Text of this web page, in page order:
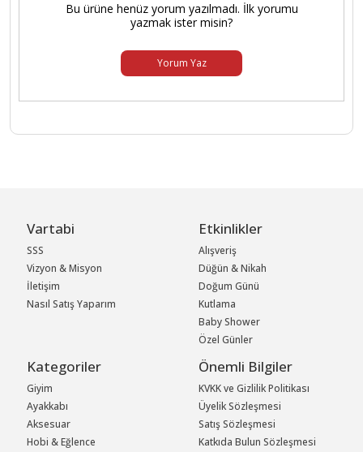
Bu ürüne henüz yorum yazılmadı. İlk yorumu
yazmak ister misin?
Yorum Yaz
Vartabi
SSS
Vizyon & Misyon
İletişim
Nasıl Satış Yaparım
Etkinlikler
Alışveriş
Düğün & Nikah
Doğum Günü
Kutlama
Baby Shower
Özel Günler
Kategoriler
Giyim
Ayakkabı
Aksesuar
Hobi & Eğlence
Önemli Bilgiler
KVKK ve Gizlilik Politikası
Üyelik Sözleşmesi
Satış Sözleşmesi
Katkıda Bulun Sözleşmesi